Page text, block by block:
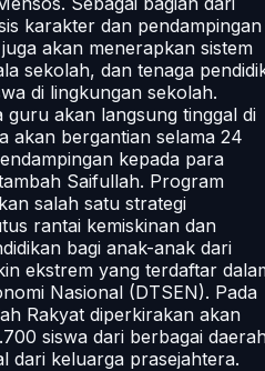
karakter dan pendampingan
akan menerapkan sistem
sekolah, dan tenaga
di lingkungan sekolah.
guru akan langsung tinggal di
akan bergantian selama 24
kepada para
Saifullah. Program
salah satu strategi
rantai kemiskinan dan
bagi anak-anak dari
ekstrem yang terdaftar
Nasional (DTSEN). Pada
Rakyat diperkirakan akan
siswa dari berbagai
dari keluarga prasejahtera.